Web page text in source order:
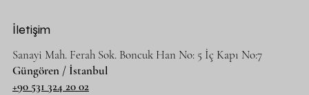
İletişim
Sanayi Mah. Ferah Sok. Boncuk Han No: 5 İç Kapı No:7
Güngören / İstanbul
+90 531 324 20 02